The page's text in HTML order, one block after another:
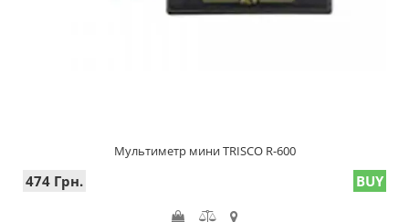
Мультиметр мини TRISCO R-600
474 Грн. BUY